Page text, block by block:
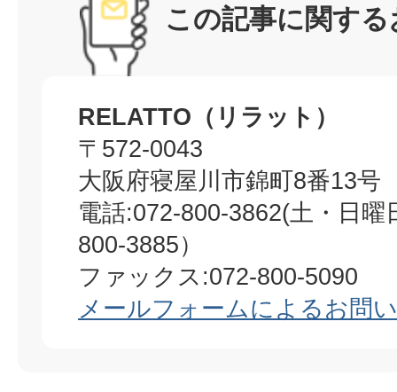
この記事に関す
RELATTO（リラット）
〒572-0043
大阪府寝屋川市錦町8番13号
電話:072-800-3862(土・日曜
800-3885）
ファックス:072-800-5090
メールフォームによるお問